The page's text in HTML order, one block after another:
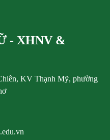
- XHNV &
KV Thạnh Mỹ, phường